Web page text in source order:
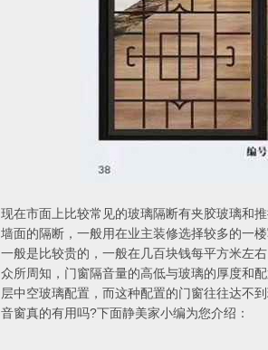
现在市面上比较常见的玻璃隔断有夹胶玻璃和
墙面的隔断，一般用在业主装修选择较多的一
一般是比较贵的，一般在几百块钱每平方米左右
众所周知，门窗隔音量的高低与玻璃的厚度和
层中空玻璃配置，而这种配置的门窗往往达不
音窗真的有用吗?下面静美家小编为您介绍：